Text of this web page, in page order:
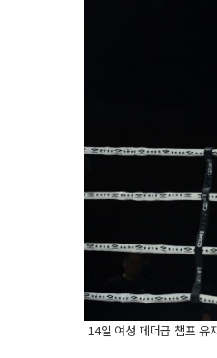
14일 여성 페더급 챔프 유